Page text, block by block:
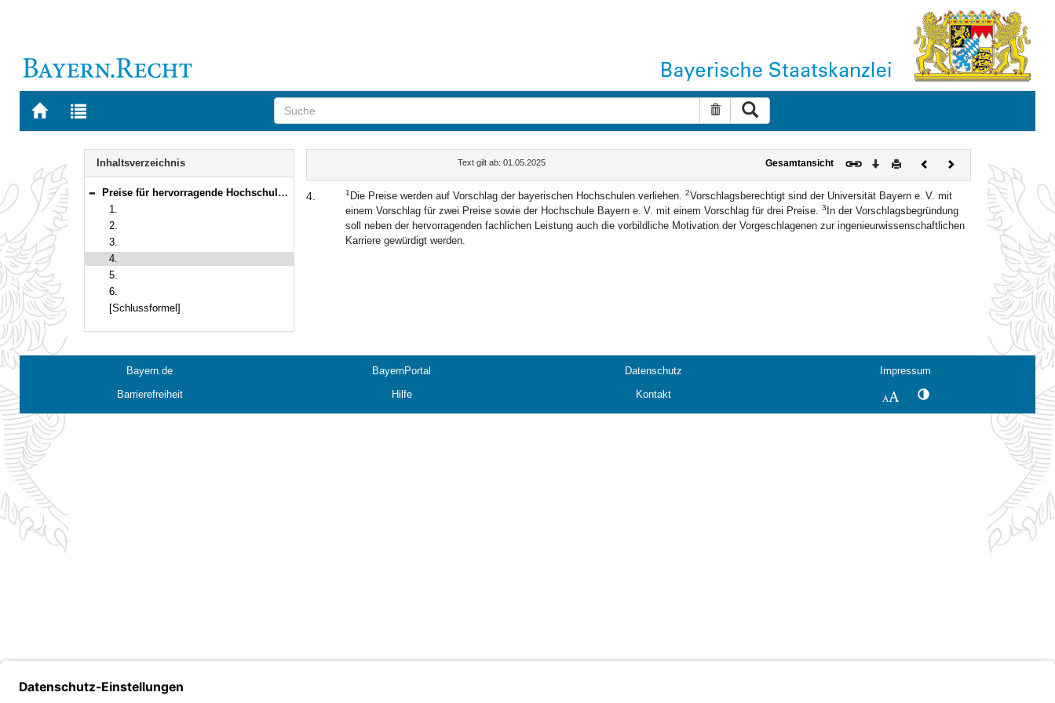
Zur
BAYERN.RECHT
Zur
letzten
Suche zurücksetzen
Navigation
Inhaltsverzeichnis
Bereich reduzieren
Preise für hervorragende Hochschulabschlüsse oder Promotionen in den Ingenieurwissenschaften (Hightech-Absolventenpreise)
1.
2.
3.
4.
5.
6.
[Schlussformel]
Text gilt ab: 01.05.2025 Gesamtansicht Download
DruckenVorherigesNächstes
Dokument
4. 1 Die Preise werden auf Vorschlag der bayerischen Hochschulen verliehen. 2Vorschlagsberechtigt sind der Universität Bayern e. V. mit
einem Vorschlag für zwei Preise sowie der Hochschule Bayern e. V. mit einem Vorschlag für drei Preise. 3 In der Vorschlagsbegründung
soll neben der hervorragenden fachlichen Leistung auch die vorbildliche Motivation der Vorgeschlagenen zur ingenieurwissenschaftlichen
Karriere gewürdigt werden.
Bayern.de BayernPortal Datenschutz
Impressum
Barrierefreiheit
Hilfe Kontakt SchriftgrößeKontrastwechsel